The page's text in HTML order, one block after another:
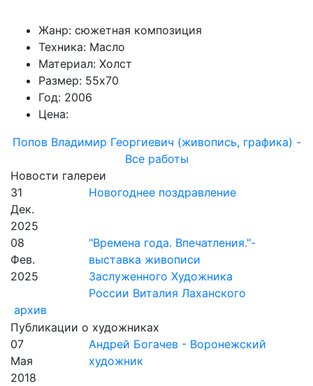
Жанр: сюжетная композиция
Техника: Масло
Материал: Холст
Размер: 55х70
Год: 2006
Цена:
Попов Владимир Георгиевич (живопись, графика) -
Все работы
Новости галереи
31
Дек.
2025
Новогоднее поздравление
08
Фев.
2025
"Времена года. Впечатления."-
выставка живописи
Заслуженного Художника
России Виталия Лаханского
архив
Публикации о художниках
07
Мая
2018
Андрей Богачев - Воронежский
художник